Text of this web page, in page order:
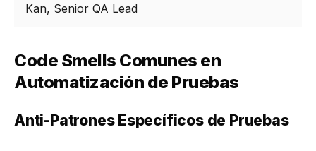
Kan, Senior QA Lead
Code Smells Comunes en
Automatización de Pruebas
Anti-Patrones Específicos de Pruebas